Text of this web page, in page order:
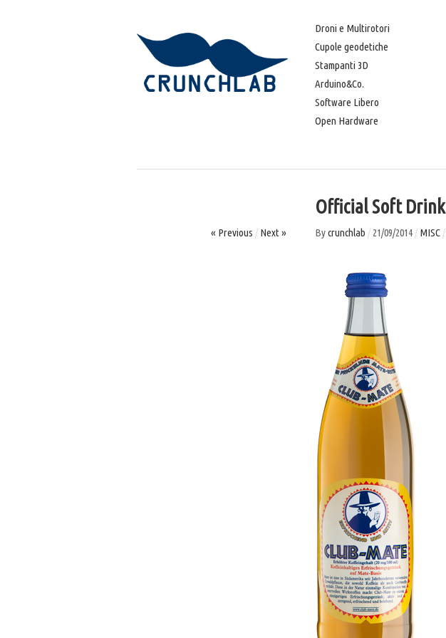
Droni e Multirotori
Cupole geodetiche
Stampanti 3D
Arduino&Co.
Software Libero
Open Hardware
Official Soft Drink
« Previous / Next » Bycrunchlab / 21/09/2014 / MISC /